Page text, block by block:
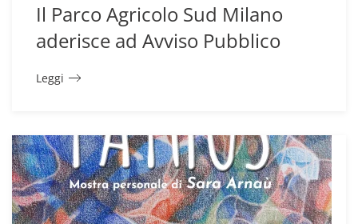
Il Parco Agricolo Sud Milano
aderisce ad Avviso Pubblico
Leggi